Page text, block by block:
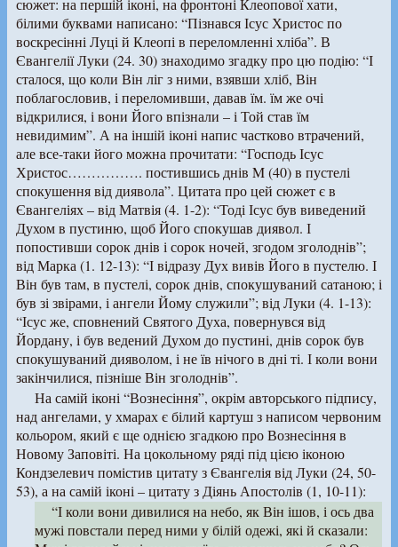
сюжет: на першій іконі, на фронтоні Клеопової хати,
білими буквами написано: “Пізнався Ісус Христос по
воскресінні Луці й Клеопі в переломленні хліба”. В
Євангелії Луки (24. 30) знаходимо згадку про цю подію: “І
сталося, що коли Він ліг з ними, взявши хліб, Він
поблагословив, і переломивши, давав їм. їм же очі
відкрилися, і вони Його впізнали – і Той став їм
невидимим”. А на іншій іконі напис частково втрачений,
але все-таки його можна прочитати: “Господь Ісус
Христос……………. постившись днів M (40) в пустелі
спокушення від диявола”. Цитата про цей сюжет є в
Євангеліях – від Матвія (4. 1-2): “Тоді Ісус був виведений
Духом в пустиню, щоб Його спокушав диявол. І
попостивши сорок днів і сорок ночей, згодом зголоднів”;
від Марка (1. 12-13): “І відразу Дух вивів Його в пустелю. І
Він був там, в пустелі, сорок днів, спокушуваний сатаною; і
був зі звірами, і ангели Йому служили”; від Луки (4. 1-13):
“Ісус же, сповнений Святого Духа, повернувся від
Йордану, і був ведений Духом до пустині, днів сорок був
спокушуваний дияволом, і не їв нічого в дні ті. І коли вони
закінчилися, пізніше Він зголоднів”.
На самій іконі “Вознесіння”, окрім авторського підпису,
над ангелами, у хмарах є білий картуш з написом червоним
кольором, який є ще однією згадкою про Вознесіння в
Новому Заповіті. На цокольному ряді під цією іконою
Кондзелевич помістив цитату з Євангелія від Луки (24, 50-
53), а на самій іконі – цитату з Діянь Апостолів (1, 10-11):
“І коли вони дивилися на небо, як Він ішов, і ось два
мужі повстали перед ними у білій одежі, які й сказали: